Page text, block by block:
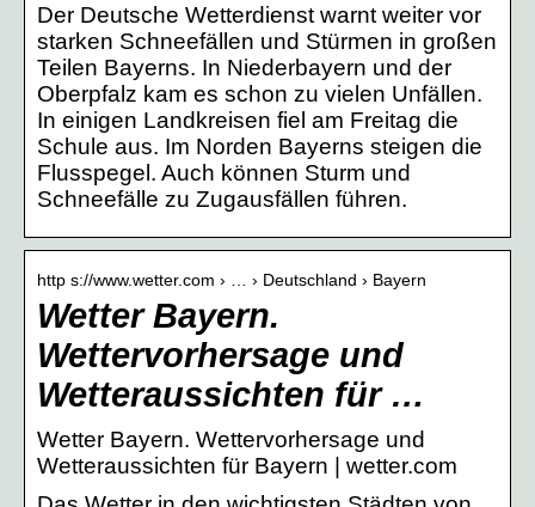
Der Deutsche Wetterdienst warnt weiter vor
starken Schneefällen und Stürmen in großen
Teilen Bayerns. In Niederbayern und der
Oberpfalz kam es schon zu vielen Unfällen.
In einigen Landkreisen fiel am Freitag die
Schule aus. Im Norden Bayerns steigen die
Flusspegel. Auch können Sturm und
Schneefälle zu Zugausfällen führen.
http s://www.wetter.com › … › Deutschland › Bayern
Wetter Bayern.
Wettervorhersage und
Wetteraussichten für …
Wetter Bayern. Wettervorhersage und
Wetteraussichten für Bayern | wetter.com